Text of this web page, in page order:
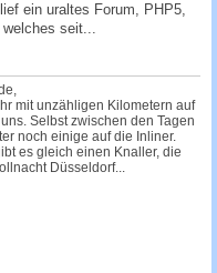
ein uraltes Forum, PHP5,
welches seit...
mit unzähligen Kilometern auf
Selbst zwischen den Tagen
noch einige auf die Inliner.
es gleich einen Knaller, die
Düsseldorf...